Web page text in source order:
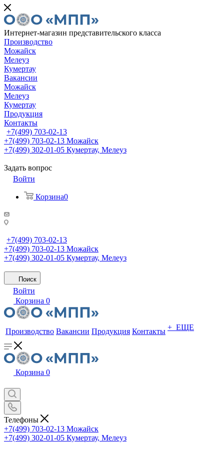
Интернет-магазин представительского класса
Производство
Можайск
Мелеуз
Кумертау
Вакансии
Можайск
Мелеуз
Кумертау
Продукция
Контакты
+7(499) 703-02-13
+7(499) 703-02-13 Можайск
+7(499) 302-01-05 Кумертау, Мелеуз
Задать вопрос
Войти
Корзина0
+7(499) 703-02-13
+7(499) 703-02-13 Можайск
+7(499) 302-01-05 Кумертау, Мелеуз
Поиск
Войти
Корзина 0
Производство Вакансии Продукция Контакты + ЕЩЕ
Корзина 0
Телефоны
+7(499) 703-02-13 Можайск
+7(499) 302-01-05 Кумертау, Мелеуз